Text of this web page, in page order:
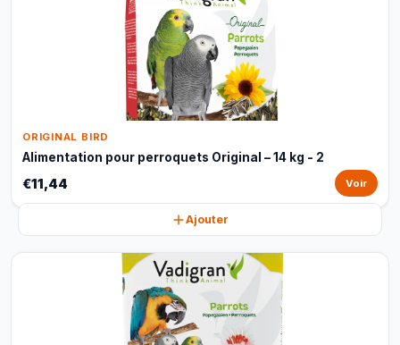
ORIGINAL BIRD
Alimentation pour perroquets Original – 14 kg - 2
€11,44 Voir
Ajouter